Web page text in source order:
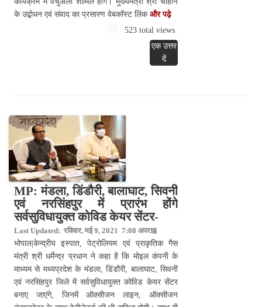
के उद्बोधन एवं संवाद का प्रसारण वेबकॉस्ट लिंक और पढ़े
523 total views
एक उत्तर
दें
MP: मंडला, डिंडौरी, बालाघाट, सिवनी
एवं नरसिंहपुर में प्रारंभ होंगे
सर्वसुविधायुक्त कोविड केयर सेंटर-
Last Updated: रविवार, मई 9, 2021 7:08 अपराह्न
भोपाल|केन्द्रीय इस्पात, पेट्रोलियम एवं प्राकृतिक गैस
मंत्री श्री धर्मेन्द्र प्रधान ने कहा है कि मोइल कंपनी के
माध्यम से मध्यप्रदेश के मंडला, डिंडौरी, बालाघाट, सिवनी
एवं नरसिंहपुर जिले में सर्वसुविधायुक्त कोविड केयर सेंटर
बनाए जाएंगे, जिनमें ऑक्सीजन लाइन, ऑक्सीजन